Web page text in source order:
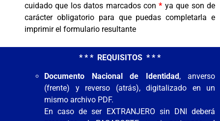
cuidado que los datos marcados con* ya que son de
carácter obligatorio para que puedas completarla e
imprimir el formulario resultante
* * * REQUISITOS * * *
Documento Nacional de Identidad , anverso
(frente) y reverso (atrás), digitalizado en un
mismo archivo PDF.
En caso de ser EXTRANJERO sin DNI deberá